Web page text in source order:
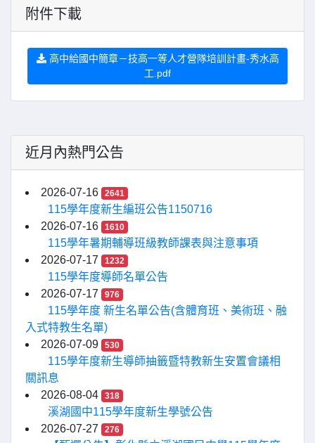
附件下載
高中給國中簡章－技高一等人才營隊培訓計畫-秀水高
工.pdf
近月內熱門公告
2026-07-16 2641
115學年度新生編班公告1150716
2026-07-16
1610
115學年暑期輔導班級教師課表與注意事項
2026-07-17
1232
115學年度導師名單公告
2026-07-17
976
115學年度 新生名單公告(含體育班、美術班、融
入式特教生名單)
2026-07-09
530
115學年度新生導師抽籤暨特教新生安置會議相
關訊息
2026-08-04
318
溪湖國中115學年度新生學號公告
2026-07-27
276